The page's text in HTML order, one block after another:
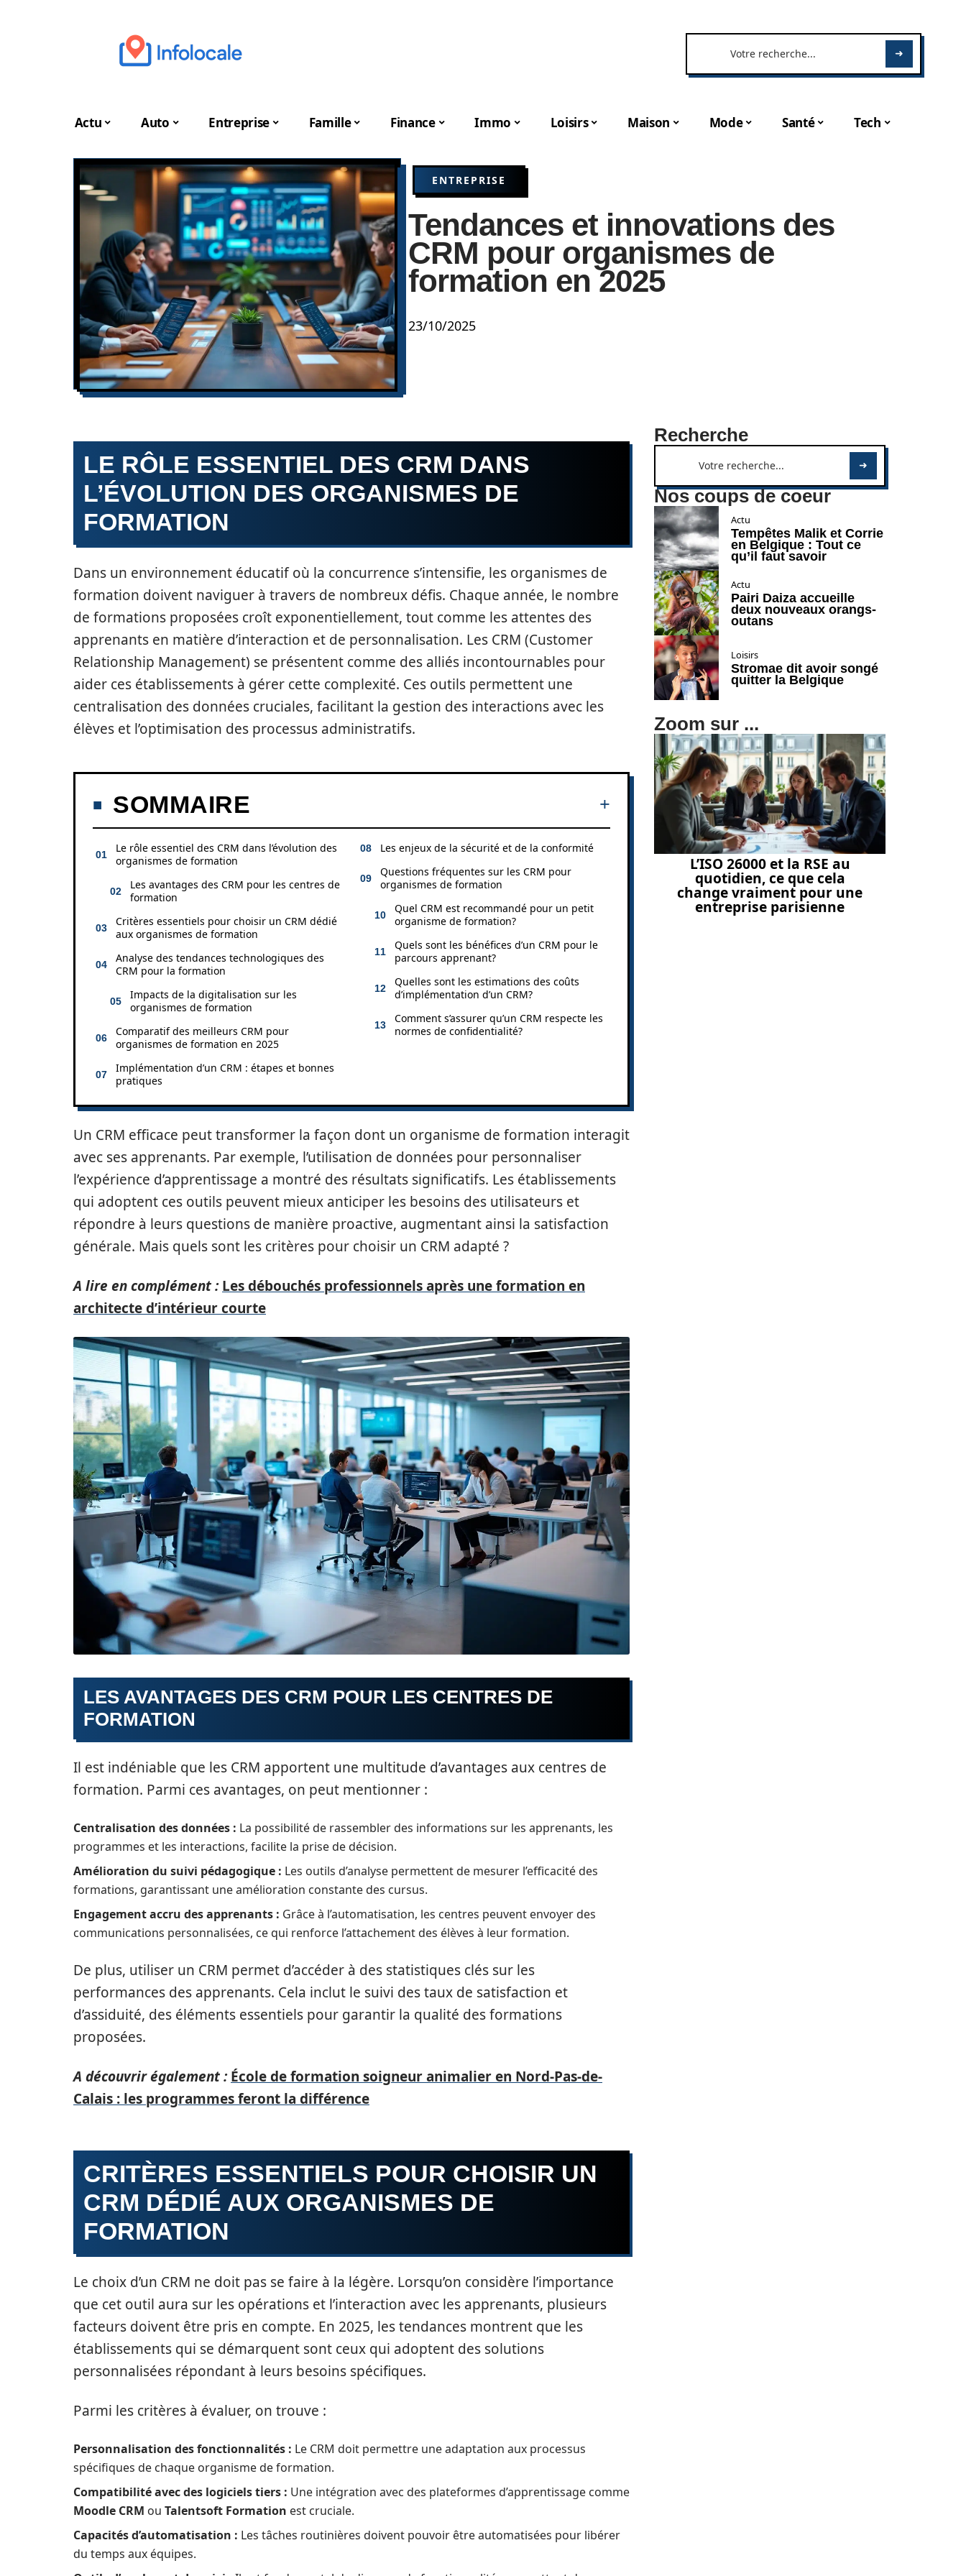
Actu Auto Entreprise Famille Finance Immo Loisirs Maison Mode Santé Tech
ENTREPRISE
Tendances et innovations des
CRM pour organismes de
formation en 2025
23/10/2025
LE RÔLE ESSENTIEL DES CRM DANS
L’ÉVOLUTION DES ORGANISMES DE
FORMATION
Dans un environnement éducatif où la concurrence s’intensifie, les organismes de
formation doivent naviguer à travers de nombreux défis. Chaque année, le nombre
de formations proposées croît exponentiellement, tout comme les attentes des
apprenants en matière d’interaction et de personnalisation. Les CRM (Customer
Relationship Management) se présentent comme des alliés incontournables pour
aider ces établissements à gérer cette complexité. Ces outils permettent une
centralisation des données cruciales, facilitant la gestion des interactions avec les
élèves et l’optimisation des processus administratifs.
SOMMAIRE
Le rôle essentiel des CRM dans l’évolution des
organismes de formation
Les avantages des CRM pour les centres de
formation
Critères essentiels pour choisir un CRM dédié
aux organismes de formation
Analyse des tendances technologiques des
CRM pour la formation
Impacts de la digitalisation sur les
organismes de formation
Comparatif des meilleurs CRM pour
organismes de formation en 2025
Implémentation d’un CRM : étapes et bonnes
pratiques
Les enjeux de la sécurité et de la conformité
Questions fréquentes sur les CRM pour
organismes de formation
Quel CRM est recommandé pour un petit
organisme de formation?
Quels sont les bénéfices d’un CRM pour le
parcours apprenant?
Quelles sont les estimations des coûts
d’implémentation d’un CRM?
Comment s’assurer qu’un CRM respecte les
normes de confidentialité?
Un CRM efficace peut transformer la façon dont un organisme de formation interagit
avec ses apprenants. Par exemple, l’utilisation de données pour personnaliser
l’expérience d’apprentissage a montré des résultats significatifs. Les établissements
qui adoptent ces outils peuvent mieux anticiper les besoins des utilisateurs et
répondre à leurs questions de manière proactive, augmentant ainsi la satisfaction
générale. Mais quels sont les critères pour choisir un CRM adapté ?
A lire en complément : Les débouchés professionnels après une formation en
architecte d’intérieur courte
LES AVANTAGES DES CRM POUR LES CENTRES DE
FORMATION
Il est indéniable que les CRM apportent une multitude d’avantages aux centres de
formation. Parmi ces avantages, on peut mentionner :
Centralisation des données : La possibilité de rassembler des informations sur les apprenants, les
programmes et les interactions, facilite la prise de décision.
Amélioration du suivi pédagogique : Les outils d’analyse permettent de mesurer l’efficacité des
formations, garantissant une amélioration constante des cursus.
Engagement accru des apprenants : Grâce à l’automatisation, les centres peuvent envoyer des
communications personnalisées, ce qui renforce l’attachement des élèves à leur formation.
De plus, utiliser un CRM permet d’accéder à des statistiques clés sur les
performances des apprenants. Cela inclut le suivi des taux de satisfaction et
d’assiduité, des éléments essentiels pour garantir la qualité des formations
proposées.
A découvrir également : École de formation soigneur animalier en Nord-Pas-de-
Calais : les programmes feront la différence
CRITÈRES ESSENTIELS POUR CHOISIR UN
CRM DÉDIÉ AUX ORGANISMES DE
FORMATION
Le choix d’un CRM ne doit pas se faire à la légère. Lorsqu’on considère l’importance
que cet outil aura sur les opérations et l’interaction avec les apprenants, plusieurs
facteurs doivent être pris en compte. En 2025, les tendances montrent que les
établissements qui se démarquent sont ceux qui adoptent des solutions
personnalisées répondant à leurs besoins spécifiques.
Parmi les critères à évaluer, on trouve :
Personnalisation des fonctionnalités : Le CRM doit permettre une adaptation aux processus
spécifiques de chaque organisme de formation.
Compatibilité avec des logiciels tiers : Une intégration avec des plateformes d’apprentissage comme
Moodle CRM ou Talentsoft Formation est cruciale.
Capacités d’automatisation : Les tâches routinières doivent pouvoir être automatisées pour libérer
du temps aux équipes.
Recherche
Nos coups de coeur
Actu
Tempêtes Malik et Corrie
en Belgique : Tout ce
qu’il faut savoir
Actu
Pairi Daiza accueille
deux nouveaux orangs-
outans
Loisirs
Stromae dit avoir songé
quitter la Belgique
Zoom sur ...
L’ISO 26000 et la RSE au
quotidien, ce que cela
change vraiment pour une
entreprise parisienne